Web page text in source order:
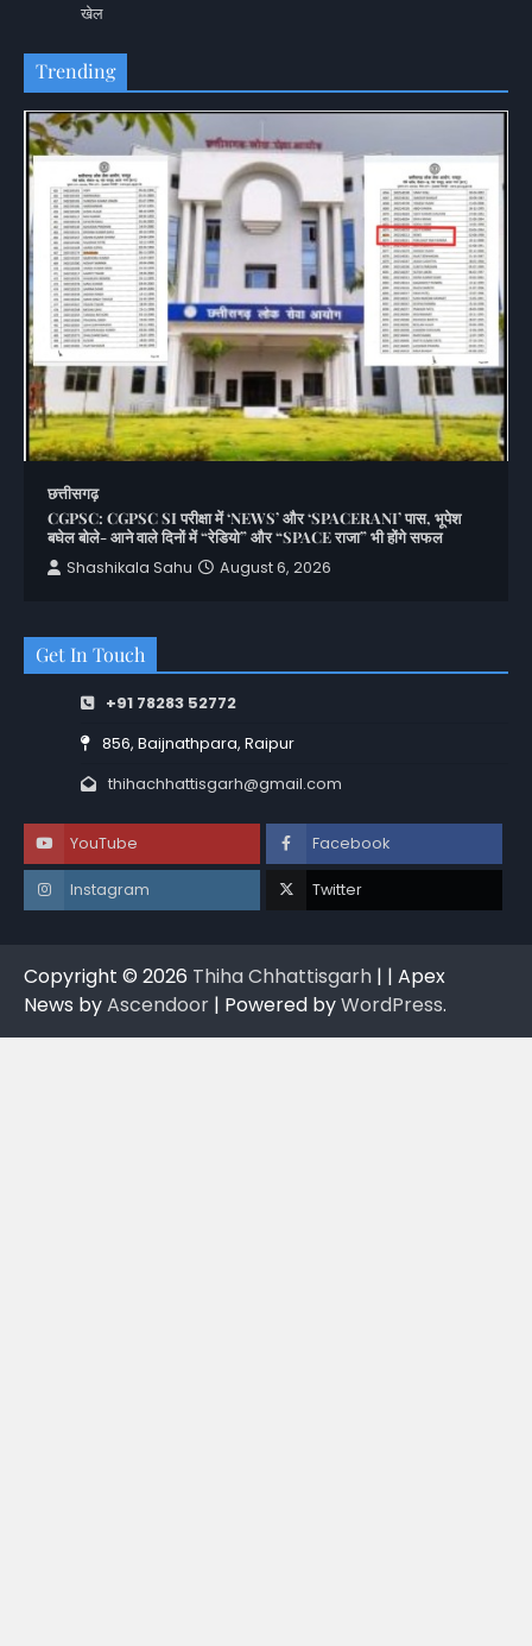
खेल
Trending
छत्तीसगढ़
CGPSC: CGPSC SI परीक्षा में ‘NEWS’ और ‘SPACERANI’ पास, भूपेश
बघेल बोले- आने वाले दिनों में “रेडियो” और “SPACE राजा” भी होंगे सफल
Shashikala Sahu
August 6, 2026
Get In Touch
+91 78283 52772
856, Baijnathpara, Raipur
thihachhattisgarh@gmail.com
YouTube Facebook
Instagram Twitter
Copyright © 2026 Thiha Chhattisgarh | | Apex
News byAscendoor | Powered byWordPress.